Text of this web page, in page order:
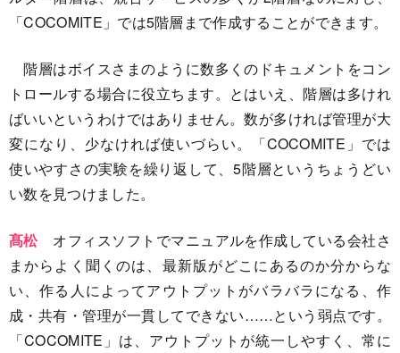
「COCOMITE」では5階層まで作成することができます。
階層はボイスさまのように数多くのドキュメントをコン
トロールする場合に役立ちます。とはいえ、階層は多けれ
ばいいというわけではありません。数が多ければ管理が大
変になり、少なければ使いづらい。「COCOMITE」では
使いやすさの実験を繰り返して、5階層というちょうどい
い数を見つけました。
髙松オフィスソフトでマニュアルを作成している会社さ
まからよく聞くのは、最新版がどこにあるのか分からな
い、作る人によってアウトプットがバラバラになる、作
成・共有・管理が一貫してできない……という弱点です。
「COCOMITE」は、アウトプットが統一しやすく、常に